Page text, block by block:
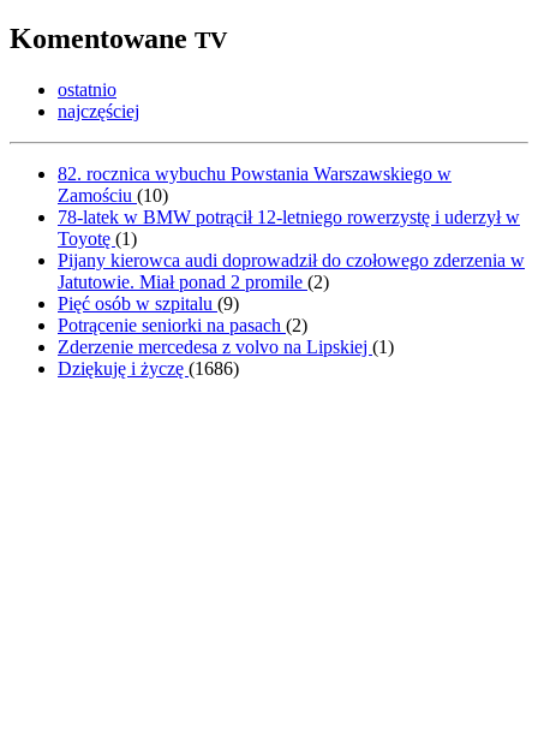
Komentowane TV
ostatnio
najczęściej
82. rocznica wybuchu Powstania Warszawskiego w
Zamościu (10)
78-latek w BMW potrącił 12-letniego rowerzystę i uderzył w
Toyotę (1)
Pijany kierowca audi doprowadził do czołowego zderzenia w
Jatutowie. Miał ponad 2 promile (2)
Pięć osób w szpitalu (9)
Potrącenie seniorki na pasach (2)
Zderzenie mercedesa z volvo na Lipskiej (1)
Dziękuję i życzę (1686)